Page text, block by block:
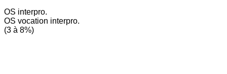
OS interpro.
OS vocation interpro.
(3 à 8%)